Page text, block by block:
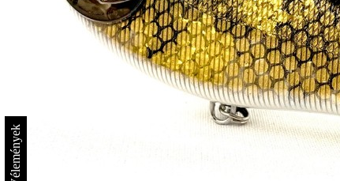
Vélemények